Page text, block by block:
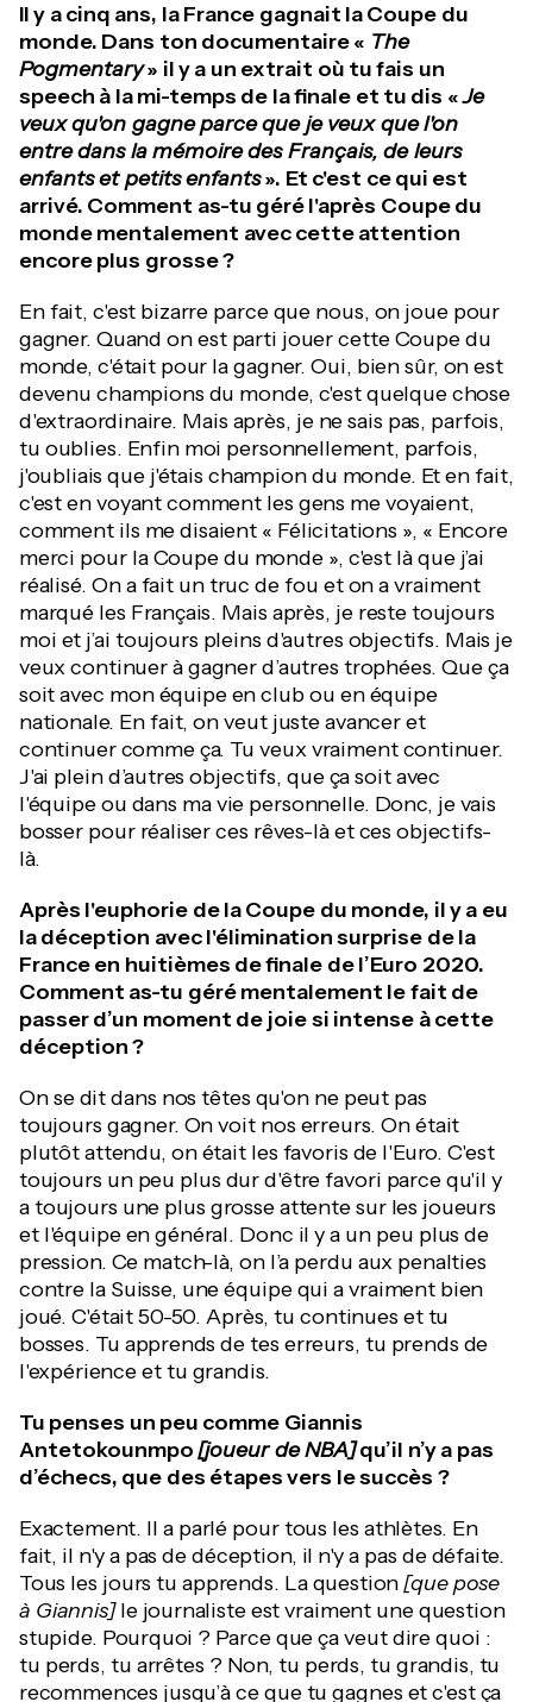
Il y a cinq ans, la France gagnait la Coupe du
monde. Dans ton documentaire « The
Pogmentary» il y a un extrait où tu fais un
speech à la mi-temps de la finale et tu dis «Je
veux qu'on gagne parce que je veux que l'on
entre dans la mémoire des Français, de leurs
enfants et petits enfants». Et c'est ce qui est
arrivé. Comment as-tu géré l'après Coupe du
monde mentalement avec cette attention
encore plus grosse ?
En fait, c'est bizarre parce que nous, on joue pour
gagner. Quand on est parti jouer cette Coupe du
monde, c'était pour la gagner. Oui, bien sûr, on est
devenu champions du monde, c'est quelque chose
d'extraordinaire. Mais après, je ne sais pas, parfois,
tu oublies. Enfin moi personnellement, parfois,
j'oubliais que j'étais champion du monde. Et en fait,
c'est en voyant comment les gens me voyaient,
comment ils me disaient « Félicitations », « Encore
merci pour la Coupe du monde », c'est là que j’ai
réalisé. On a fait un truc de fou et on a vraiment
marqué les Français. Mais après, je reste toujours
moi et j’ai toujours pleins d'autres objectifs. Mais je
veux continuer à gagner d’autres trophées. Que ça
soit avec mon équipe en club ou en équipe
nationale. En fait, on veut juste avancer et
continuer comme ça. Tu veux vraiment continuer.
J'ai plein d’autres objectifs, que ça soit avec
l'équipe ou dans ma vie personnelle. Donc, je vais
bosser pour réaliser ces rêves-là et ces objectifs-
là.
Après l'euphorie de la Coupe du monde, il y a eu
la déception avec l'élimination surprise de la
France en huitièmes de finale de l’Euro 2020.
Comment as-tu géré mentalement le fait de
passer d’un moment de joie si intense à cette
déception ?
On se dit dans nos têtes qu'on ne peut pas
toujours gagner. On voit nos erreurs. On était
plutôt attendu, on était les favoris de l'Euro. C'est
toujours un peu plus dur d'être favori parce qu'il y
a toujours une plus grosse attente sur les joueurs
et l'équipe en général. Donc il y a un peu plus de
pression. Ce match-là, on l’a perdu aux penalties
contre la Suisse, une équipe qui a vraiment bien
joué. C'était 50-50. Après, tu continues et tu
bosses. Tu apprends de tes erreurs, tu prends de
l'expérience et tu grandis.
Tu penses un peu comme Giannis
Antetokounmpo[joueur de NBA]qu’il n’y a pas
d’échecs, que des étapes vers le succès ?
Exactement. Il a parlé pour tous les athlètes. En
fait, il n'y a pas de déception, il n'y a pas de défaite.
Tous les jours tu apprends. La question[que pose
à Giannis]le journaliste est vraiment une question
stupide. Pourquoi ? Parce que ça veut dire quoi :
tu perds, tu arrêtes ? Non, tu perds, tu grandis, tu
recommences jusqu’à ce que tu gagnes et c'est ça